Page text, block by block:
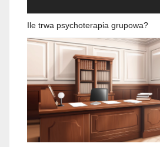
Ile trwa psychoterapia grupowa?